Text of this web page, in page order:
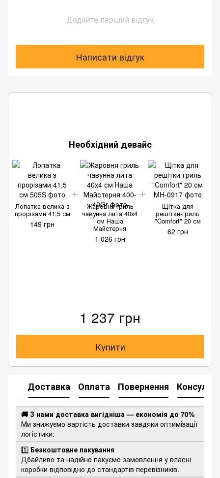
Додайте перший відгук
Написати відгук
Необхідний девайс
Лопатка велика з
прорізами 41,5 см
149 грн
Жаровня гриль
чавунна лита 40х4
см Наша
Майстерня
1 026 грн
Щітка для
решiтки-гриль
"Comfort" 20 см
62 грн
1 237 грн
Купити
Доставка Оплата Повернення
🚚 З нами доставка вигідніша — економія до 70%
Ми знижуємо вартість доставки завдяки оптимізації
логістики:
1️⃣ Безкоштовне пакування
Дбайливо та надійно пакуємо замовлення у власні
коробки відповідно до стандартів перевізників.